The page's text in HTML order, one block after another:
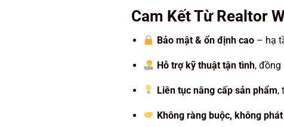
Cam Kết Từ Realtor
Bảo mật & ổn định cao– hạ
Hỗ trợ kỹ thuật tận tình, đồng
Liên tục nâng cấp sản phẩm,
Không ràng buộc, không